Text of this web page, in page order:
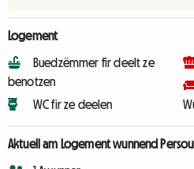
Logement
Buedzëmmer fir deelt ze
benotzen
WC fir ze deelen
Aktuell am Logement wunnend